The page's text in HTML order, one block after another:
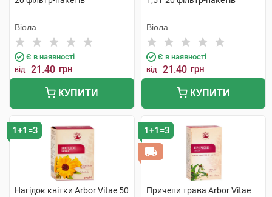
Віола
Є в наявності
від 21.40 грн
КУПИТИ
Віола
Є в наявності
від 21.40 грн
КУПИТИ
1+1=3
Нагідок квітки Arbor Vitae 50
1+1=3
Причепи трава Arbor Vitae